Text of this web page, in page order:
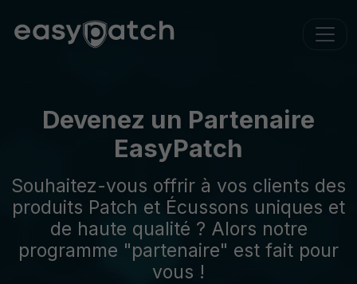
Devenez un Partenaire
EasyPatch
Souhaitez-vous offrir à vos clients des
produits Patch et Écussons uniques et
de haute qualité ? Alors notre
programme "partenaire" est fait pour
vous !